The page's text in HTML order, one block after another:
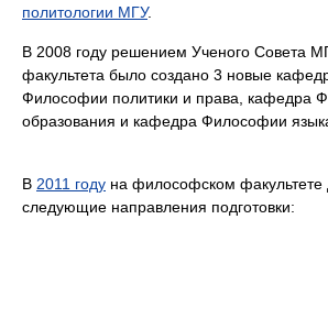
политологии МГУ.
В 2008 году решением Ученого Совета
факультета было создано 3 новые
Философии политики и права, кафедра
образования и кафедра Философии
В 2011 году на философском факультете
следующие направления подготовки: